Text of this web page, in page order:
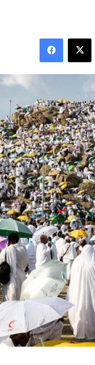
X